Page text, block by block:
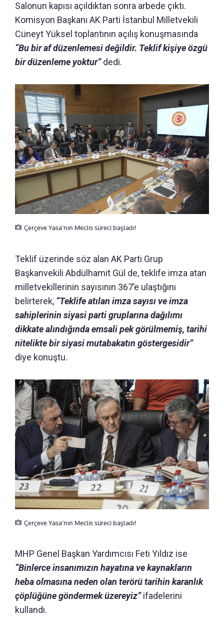
Salonun kapısı açıldıktan sonra arbede çıktı.
Komisyon Başkanı AK Parti İstanbul Milletvekili
Cüneyt Yüksel toplantının açılış konuşmasında
“Bu bir af düzenlemesi değildir. Teklif kişiye özgü
bir düzenleme yoktur”dedi.
Çerçeve Yasa'nın Meclis süreci başladı!
Teklif üzerinde söz alan AK Parti Grup
Başkanvekili Abdülhamit Gül de, teklife imza atan
milletvekillerinin sayısının 367’e ulaştığını
belirterek, “Teklife atılan imza sayısı ve imza
sahiplerinin siyasi parti gruplarına dağılımı
dikkate alındığında emsali pek görülmemiş, tarihi
nitelikte bir siyasi mutabakatın göstergesidir”
diye konuştu.
Çerçeve Yasa'nın Meclis süreci başladı!
MHP Genel Başkan Yardımcısı Feti Yıldız ise
“Binlerce insanımızın hayatına ve kaynakların
heba olmasına neden olan terörü tarihin karanlık
çöplüğüne göndermek üzereyiz”ifadelerini
kullandı.